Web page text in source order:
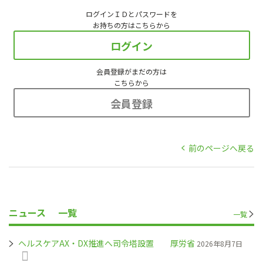
ログインＩＤとパスワードを
お持ちの方はこちらから
ログイン
会員登録がまだの方は
こちらから
会員登録
前のページへ戻る
ニュース 一覧 一覧
ヘルスケアAX・DX推進へ司令塔設置 厚労省 2026年8月7日